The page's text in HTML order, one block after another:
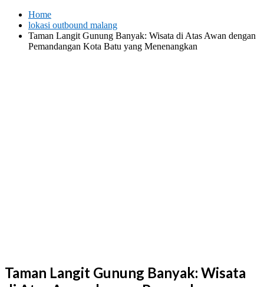
Skip
content
Home
lokasi outbound malang
Taman Langit Gunung Banyak: Wisata di Atas Awan dengan
Pemandangan Kota Batu yang Menenangkan
Taman Langit Gunung Banyak: Wisata